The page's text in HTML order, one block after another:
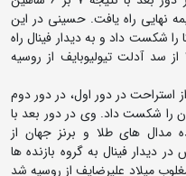
نهایی راه یافت. حسینی در این
از آمریکا را شکست داد و به دیدار فینال راه
یافت. وی در این دیدار با نتیجه 6 بر 2 از سد آدلت تیولیوبایف از روسیه
پس از استراحت در دور اول، در دور دوم
قرقیزستان را شکست داد. وی در دور بعد با
دارنده مدال های طلا و برنز جهان از
فینال به گروه بازنده ها
با نتیجه 7 بر صفر مغلوب میلاد علیرضایف از روسیه شد